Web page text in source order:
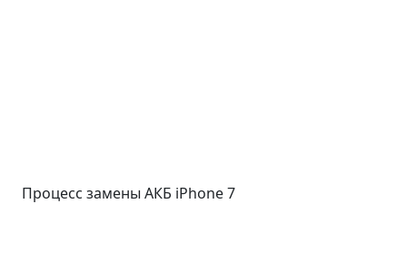
Процесс замены АКБ iPhone 7